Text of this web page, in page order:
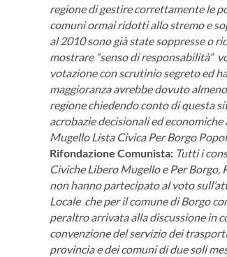
regione di gestire correttamente le
comuni ormai ridotti allo stremo e
al 2010 sono già state soppresse o
mostrare “senso di responsabilità”
votazione con scrutinio segreto ed
maggioranza avrebbe dovuto
regione chiedendo conto di questa
acrobazie decisionali ed
Mugello Lista Civica Per Borgo
Rifondazione Comunista: Tutti i
Civiche Libero Mugello e Per
non hanno partecipato al voto
Locale che per il comune di Borgo
peraltro arrivata alla discussione in
convenzione del servizio dei
provincia e dei comuni di due soli